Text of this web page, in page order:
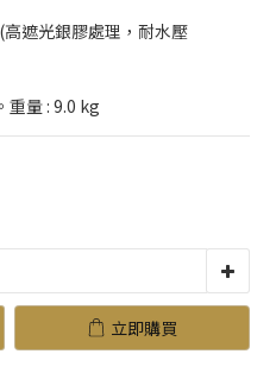
遮光銀膠處理，耐水壓
量 : 9.0 kg
立即購買